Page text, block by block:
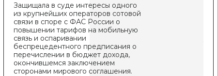
Защищала в суде интересы одного
из крупнейших операторов сотовой
связи в споре с ФАС России о
повышении тарифов на мобильную
связь и оспаривании
беспрецедентного предписания о
перечислении в бюджет дохода,
окончившемся заключением
сторонами мирового соглашения.